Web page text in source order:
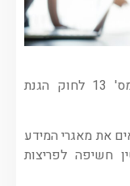
בתאריך 14.8.25 נכנס לתוקף תיקון מס' 13 לחוק הגנת
את מאגרי המידע
חשיפה לפריצות